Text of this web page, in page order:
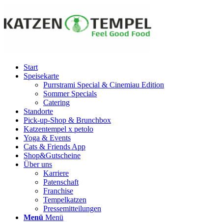
Start
Speisekarte
Purrstrami Special & Cinemiau Edition
Sommer Specials
Catering
Standorte
Pick-up-Shop & Brunchbox
Katzentempel x petolo
Yoga & Events
Cats & Friends App
Shop&Gutscheine
Über uns
Karriere
Patenschaft
Franchise
Tempelkatzen
Pressemitteilungen
Menü Menü